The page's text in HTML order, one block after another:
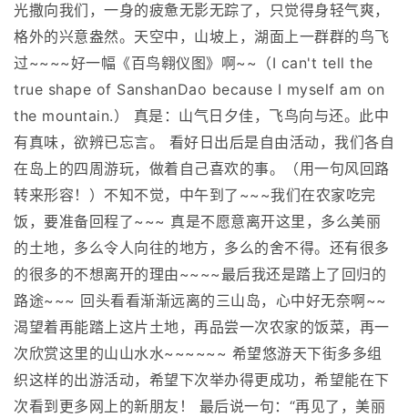
光撒向我们，一身的疲惫无影无踪了，只觉得身轻气爽，
格外的兴意盎然。天空中，山坡上，湖面上一群群的鸟飞
过~~~~好一幅《百鸟翱仪图》啊~~（I can't tell the
true shape of SanshanDao because I myself am on
the mountain.） 真是：山气日夕佳，飞鸟向与还。此中
有真味，欲辨已忘言。 看好日出后是自由活动，我们各自
在岛上的四周游玩，做着自己喜欢的事。（用一句风回路
转来形容！）不知不觉，中午到了~~~我们在农家吃完
饭，要准备回程了~~~ 真是不愿意离开这里，多么美丽
的土地，多么令人向往的地方，多么的舍不得。还有很多
的很多的不想离开的理由~~~~最后我还是踏上了回归的
路途~~~ 回头看看渐渐远离的三山岛，心中好无奈啊~~
渴望着再能踏上这片土地，再品尝一次农家的饭菜，再一
次欣赏这里的山山水水~~~~~~ 希望悠游天下街多多组
织这样的出游活动，希望下次举办得更成功，希望能在下
次看到更多网上的新朋友！ 最后说一句：“再见了，美丽